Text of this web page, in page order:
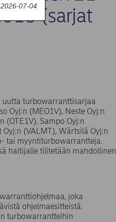
(sarjat
uutta turbowarranttisarjaa
Oyj:n (MEO1V), Neste Oyj:n
(OTE1V), Sampo Oyj:n
Oyj:n (VALMT), Wärtsilä Oyj:n
tai myyntiturbowarrantteja.
haltijalle tilitetään mahdollinen
joka
ohjelmaesitteistä.
turbowarrantteihin
07-04